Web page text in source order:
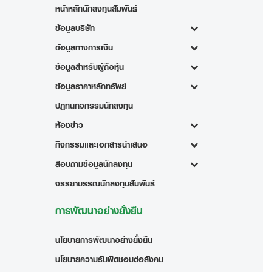
หน้าหลักนักลงทุนสัมพันธ์
ข้อมูลบริษัท
ข้อมูลทางการเงิน
ข้อมูลสำหรับผู้ถือหุ้น
ข้อมูลราคาหลักทรัพย์
ปฏิทินกิจกรรมนักลงทุน
ห้องข่าว
กิจกรรมและเอกสารนำเสนอ
สอบถามข้อมูลนักลงทุน
จรรยาบรรณนักลงทุนสัมพันธ์
การพัฒนาอย่างยั่งยืน
นโยบายการพัฒนาอย่างยั่งยืน
นโยบายความรับผิดชอบต่อสังคม